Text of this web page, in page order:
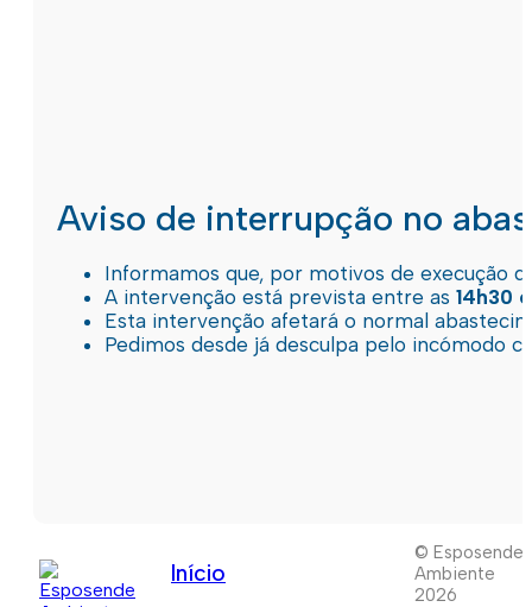
Aviso de interrupção no
Informamos que, por motivos de execução
A intervenção está prevista entre as 14h30
Esta intervenção afetará o normal
Pedimos desde já desculpa pelo incómodo
Início
© Esposende
Ambiente
2026